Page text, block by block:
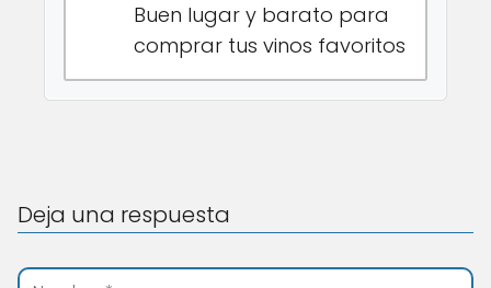
Buen lugar y barato para
comprar tus vinos favoritos
Deja una respuesta